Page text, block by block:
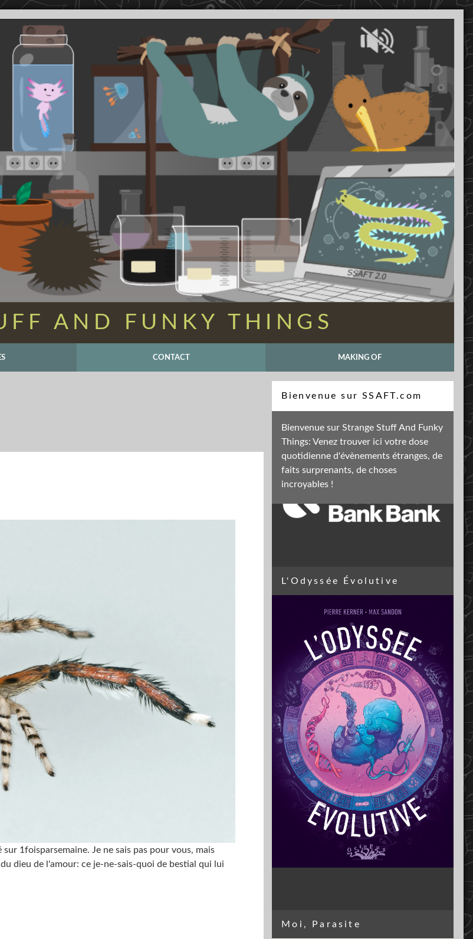
AND FUNKY THINGS
CONTACT MAKING OF
1foisparsemaine. Je ne sais pas pour vous, mais
dieu de l'amour: ce je-ne-sais-quoi de bestial qui lui
Bienvenue sur SSAFT.com
Bienvenue sur Strange Stuff And Funky
Things: Venez trouver ici votre dose
quotidienne d'évènements étranges, de
faits surprenants, de choses
incroyables !
Recherche
Soutenez mon activité
L'Odyssée Évolutive
Moi, Parasite